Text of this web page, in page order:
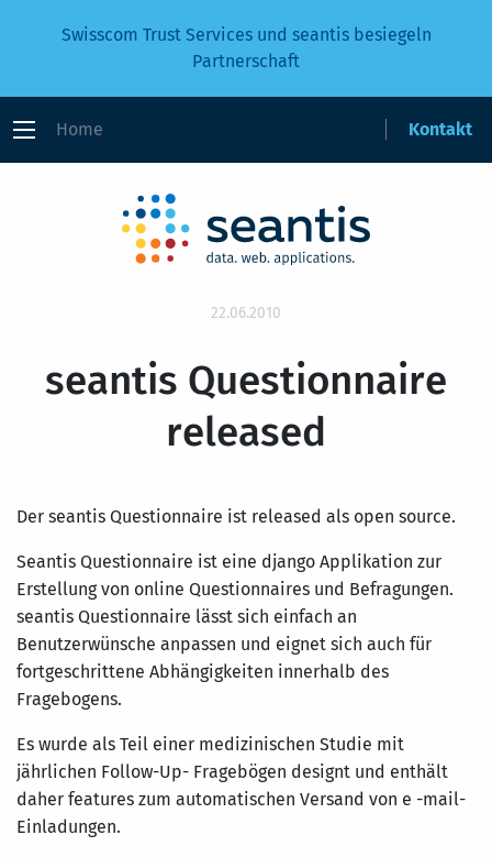
Swisscom Trust Services und seantis besiegeln
Partnerschaft
Home Kontakt
22.06.2010
seantis Questionnaire
released
Der seantis Questionnaire ist released als open source.
Seantis Questionnaire ist eine django Applikation zur
Erstellung von online Questionnaires und Befragungen.
seantis Questionnaire lässt sich einfach an
Benutzerwünsche anpassen und eignet sich auch für
fortgeschrittene Abhängigkeiten innerhalb des
Fragebogens.
Es wurde als Teil einer medizinischen Studie mit
jährlichen Follow-Up- Fragebögen designt und enthält
daher features zum automatischen Versand von e -mail-
Einladungen.